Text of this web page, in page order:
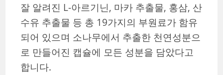
잘 알려진 L-아르기닌, 마카 추출물, 홍삼, 산
수유 추출물 등 총 19가지의 부원료가 함유
되어 있으며 소나무에서 추출한 천연성분으
로 만들어진 캡슐에 모든 성분을 담았다고
합니다.